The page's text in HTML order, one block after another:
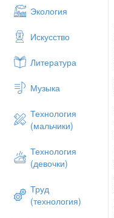
Экология
Искусство
Литература
Музыка
Технология
(мальчики)
Технология
(девочки)
Труд
(технология)